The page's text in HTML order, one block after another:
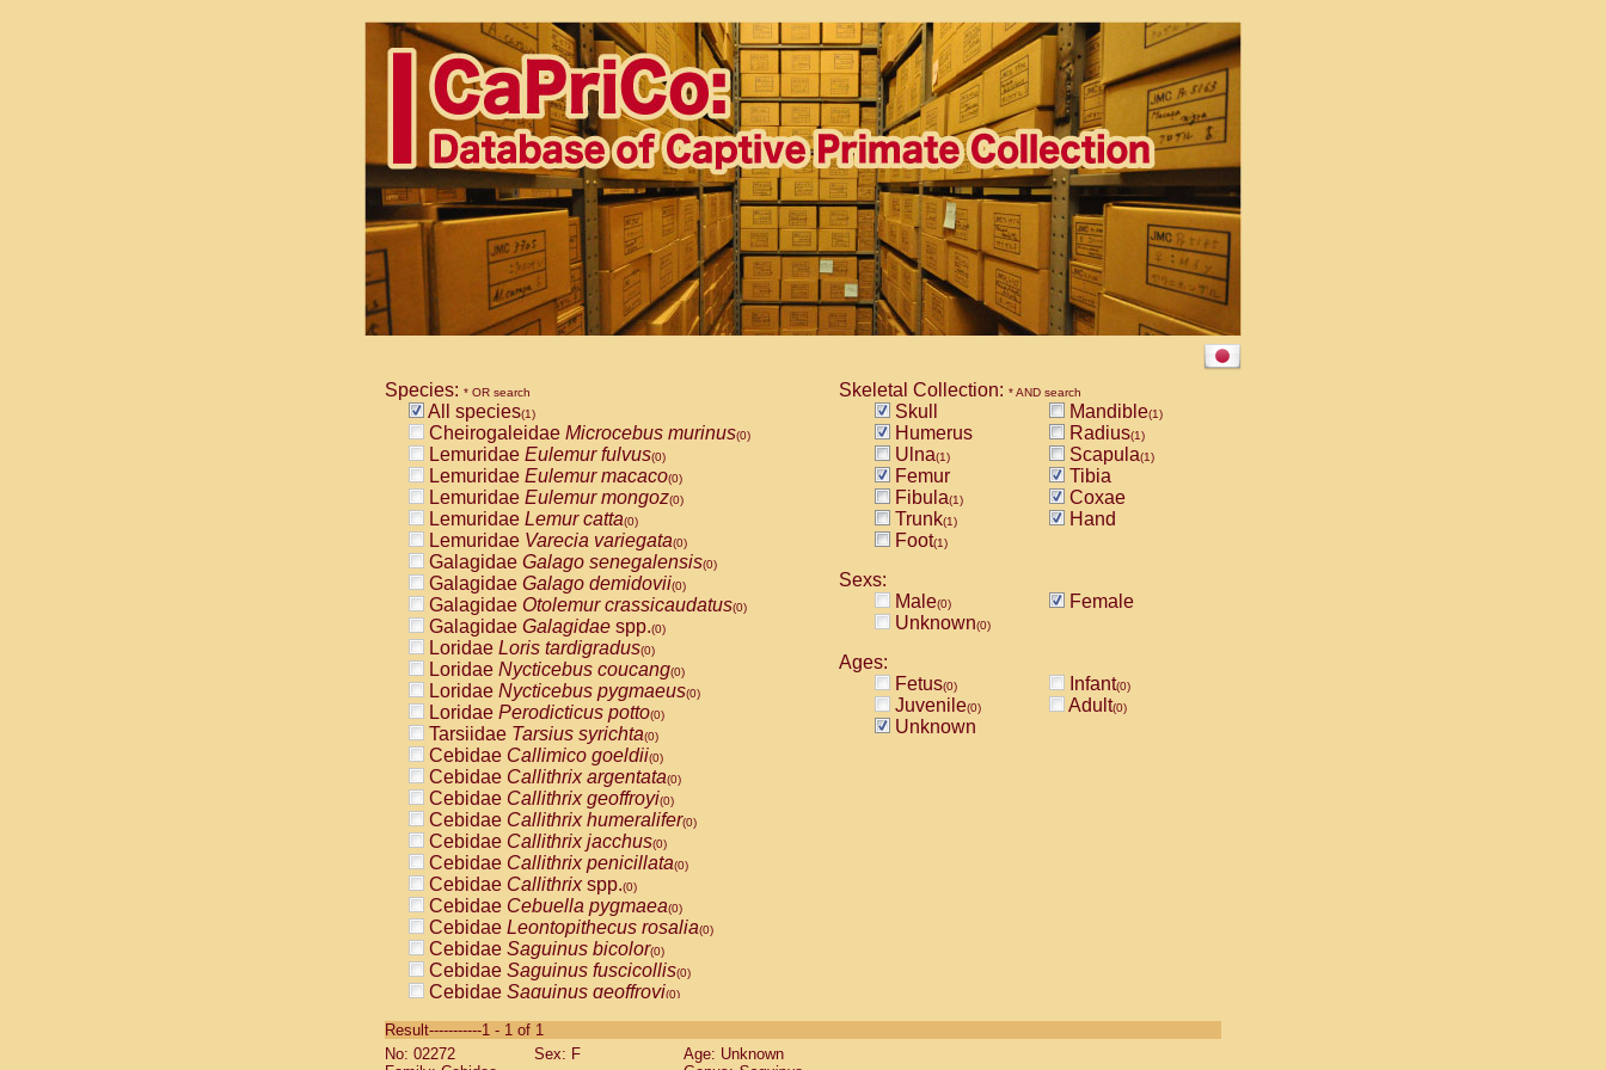
Species: * OR search
All species(1)
Cheirogaleidae Microcebus murinus(0)
Lemuridae Eulemur fulvus(0)
Lemuridae Eulemur macaco(0)
Lemuridae Eulemur mongoz(0)
Lemuridae Lemur catta(0)
Lemuridae Varecia variegata(0)
Galagidae Galago senegalensis(0)
Galagidae Galago demidovii(0)
Galagidae Otolemur crassicaudatus(0)
Galagidae Galagidae spp.(0)
Loridae Loris tardigradus(0)
Loridae Nycticebus coucang(0)
Loridae Nycticebus pygmaeus(0)
Loridae Perodicticus potto(0)
Tarsiidae Tarsius syrichta(0)
Cebidae Callimico goeldii(0)
Cebidae Callithrix argentata(0)
Cebidae Callithrix geoffroyi(0)
Cebidae Callithrix humeralifer(0)
Cebidae Callithrix jacchus(0)
Cebidae Callithrix penicillata(0)
Cebidae Callithrixspp.(0)
Cebidae Cebuella pygmaea(0)
Cebidae Leontopithecus rosalia(0)
Cebidae Saguinus bicolor(0)
Cebidae Saguinus fuscicollis(0)
Cebidae Saguinus geoffroyi(0)
CebidaeSaguinus labiatus(0)
Cebidae Saguinus leucopus (0)
Skeletal Collection: * AND search
Skull Mandible(1)
Humerus Radius(1)
Ulna(1) Scapula(1)
Femur
Tibia
Fibula(1)
Coxae
Trunk(1)
Hand
Foot(1)
Sexs:
Male(0)
Female
Unknown(0)
Ages:
Fetus(0) Infant(0)
Juvenile(0) Adult(0)
Unknown
Result-----------1 - 1 of 1
No: 02272
Sex: F
Age: Unknown